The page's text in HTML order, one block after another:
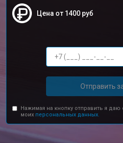
Цена от 1400 руб
Отправить
Нажимая на кнопку отправить я даю
моих персональных данных.